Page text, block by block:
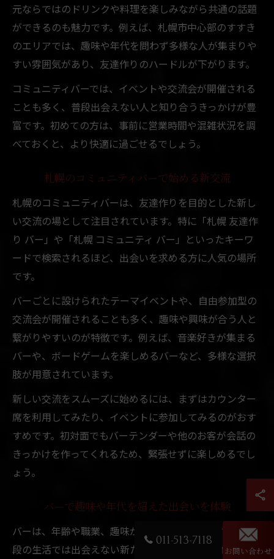
元ならではのドリンクや料理を楽しみながら共通の話題
ができるのも魅力です。例えば、札幌市中心部のすすき
のエリアでは、趣味や年代を問わず多様な人が集まりや
すい雰囲気があり、友達作りのハードルが下がります。
コミュニティバーでは、イベントや交流会が開催される
ことも多く、普段出会えない人と知り合うきっかけが豊
富です。初めての方は、事前に営業時間や混雑状況を調
べておくと、より快適に過ごせるでしょう。
札幌のコミュニティバーで始める新交流
札幌のコミュニティバーは、友達作りを目的とした新し
い交流の場として注目されています。特に「札幌 友達作
り バー」や「札幌 コミュニティ バー」といったキーワ
ードで検索されるほど、出会いを求める方に人気の場所
です。
バーごとに設けられたテーマイベントや、自由参加型の
交流会が開催されることも多く、趣味や興味が合う人と
繋がりやすいのが特徴です。例えば、音楽好きが集まる
バーや、ボードゲームを楽しめるバーなど、多様な選択
肢が用意されています。
新しい交流をスムーズに始めるには、まずはカウンター
席を利用してみたり、イベントに参加してみるのがおす
すめです。初対面でもバーテンダーや他のお客が会話の
きっかけを作ってくれるため、緊張せずに楽しめるでし
ょう。
バーで趣味や年代を超えた出会いを体験
バーは、年齢や職業、趣味が異なる人々が集うため、普
段の生活では出会えない新たな友人と知り合う絶好の場
011-513-7118
お問い合わせ